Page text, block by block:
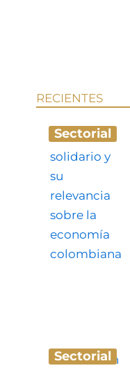
RECIENTES
Sectorial
Sectorial